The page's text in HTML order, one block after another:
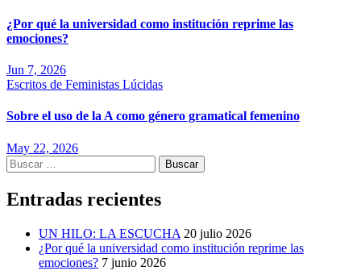
¿Por qué la universidad como institución reprime las
emociones?
Jun 7, 2026
Escritos de Feministas Lúcidas
Sobre el uso de la A como género gramatical femenino
May 22, 2026
Buscar:
Entradas recientes
UN HILO: LA ESCUCHA 20 julio 2026
¿Por qué la universidad como institución reprime las
emociones? 7 junio 2026